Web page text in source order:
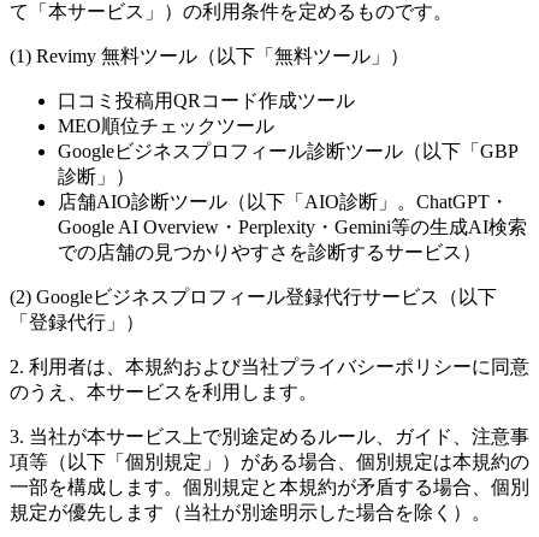
て「本サービス」）の利用条件を定めるものです。
(1) Revimy 無料ツール（以下「無料ツール」）
口コミ投稿用QRコード作成ツール
MEO順位チェックツール
Googleビジネスプロフィール診断ツール（以下「GBP
診断」）
店舗AIO診断ツール（以下「AIO診断」。ChatGPT・
Google AI Overview・Perplexity・Gemini等の生成AI検索
での店舗の見つかりやすさを診断するサービス）
(2) Googleビジネスプロフィール登録代行サービス（以下
「登録代行」）
2. 利用者は、本規約および当社プライバシーポリシーに同意
のうえ、本サービスを利用します。
3. 当社が本サービス上で別途定めるルール、ガイド、注意事
項等（以下「個別規定」）がある場合、個別規定は本規約の
一部を構成します。個別規定と本規約が矛盾する場合、個別
規定が優先します（当社が別途明示した場合を除く）。